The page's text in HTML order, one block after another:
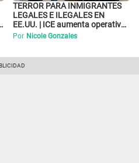
TERROR PARA INMIGRANTES
LEGALES E ILEGALES EN
EE.UU. | ICE aumenta operativos
y arrestos a extranjeros en
Por Nicole Gonzales